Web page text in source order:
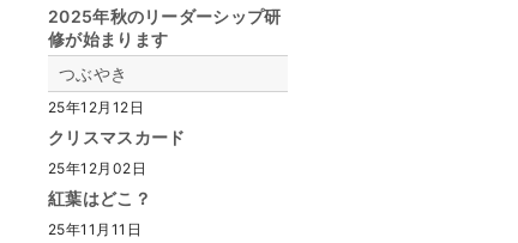
2025年秋のリーダーシップ研
修が始まります
つぶやき
25年12月12日
クリスマスカード
25年12月02日
紅葉はどこ？
25年11月11日